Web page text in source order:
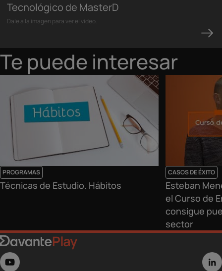
Tecnológico de MasterD
Dale a la imagen para ver el video.
Te puede interesar
PROGRAMAS
Técnicas de Estudio. Hábitos
CASOS DE ÉXITO
Esteban
el Curso de
consigue
sector